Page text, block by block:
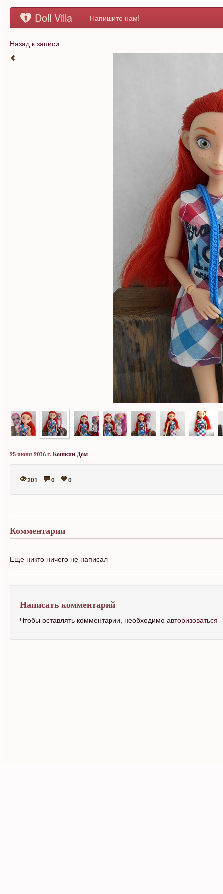
Doll Villa Напишите нам!
Назад к записи
25 июня 2016 г. Кошкин Дом
201 0 0
Комментарии
Еще никто ничего не написал
Написать комментарий
Чтобы оставлять комментарии, необходимо авторизоваться